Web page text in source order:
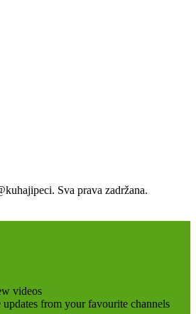
Sva prava zadržana.
videos
updates from your favourite channels